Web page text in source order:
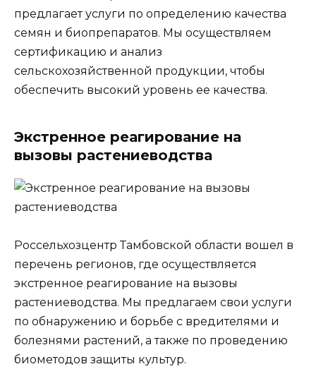
предлагает услуги по определению качества
семян и биопрепаратов. Мы осуществляем
сертификацию и анализ
сельскохозяйственной продукции, чтобы
обеспечить высокий уровень ее качества.
Экстренное реагирование на
вызовы растениеводства
Россельхозцентр Тамбовской области вошел в
перечень регионов, где осуществляется
экстренное реагирование на вызовы
растениеводства. Мы предлагаем свои услуги
по обнаружению и борьбе с вредителями и
болезнями растений, а также по проведению
биометодов защиты культур.